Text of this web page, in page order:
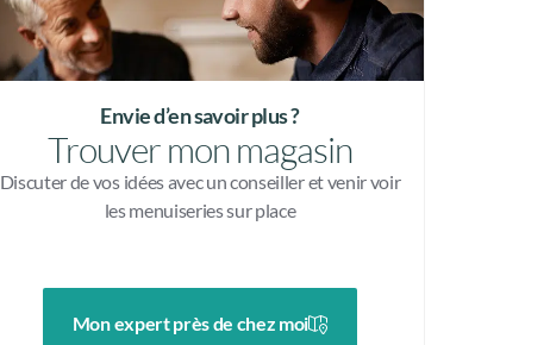
Envie d’en savoir plus ?
Trouver mon magasin
Discuter de vos idées avec un conseiller et venir voir
les menuiseries sur place
Mon expert près de chez moi